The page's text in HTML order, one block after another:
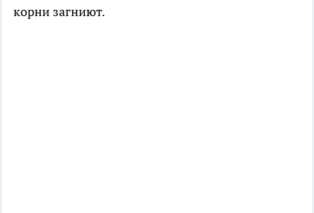
корни загниют.